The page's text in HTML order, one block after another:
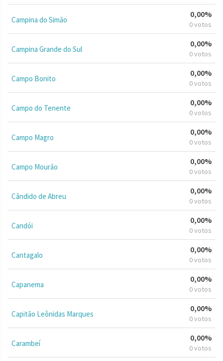
Campina do Simão
0,00%
0 votos
Campina Grande do Sul
0,00%
0 votos
Campo Bonito
0,00%
0 votos
Campo do Tenente
0,00%
0 votos
Campo Magro
0,00%
0 votos
Campo Mourão
0,00%
0 votos
Cândido de Abreu
0,00%
0 votos
Candói
0,00%
0 votos
Cantagalo
0,00%
0 votos
Capanema
0,00%
0 votos
Capitão Leônidas Marques
0,00%
0 votos
Carambeí
0,00%
0 votos